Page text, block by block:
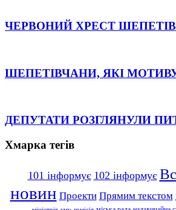
ЧЕРВОНИЙ ХРЕСТ
ШЕПЕТІВЧАНИ, ЯКІ
ДЕПУТАТИ РОЗГЛЯНУЛИ
Хмарка тегів
101 інформує 102 інформує
новин Проекти Прямим текстом